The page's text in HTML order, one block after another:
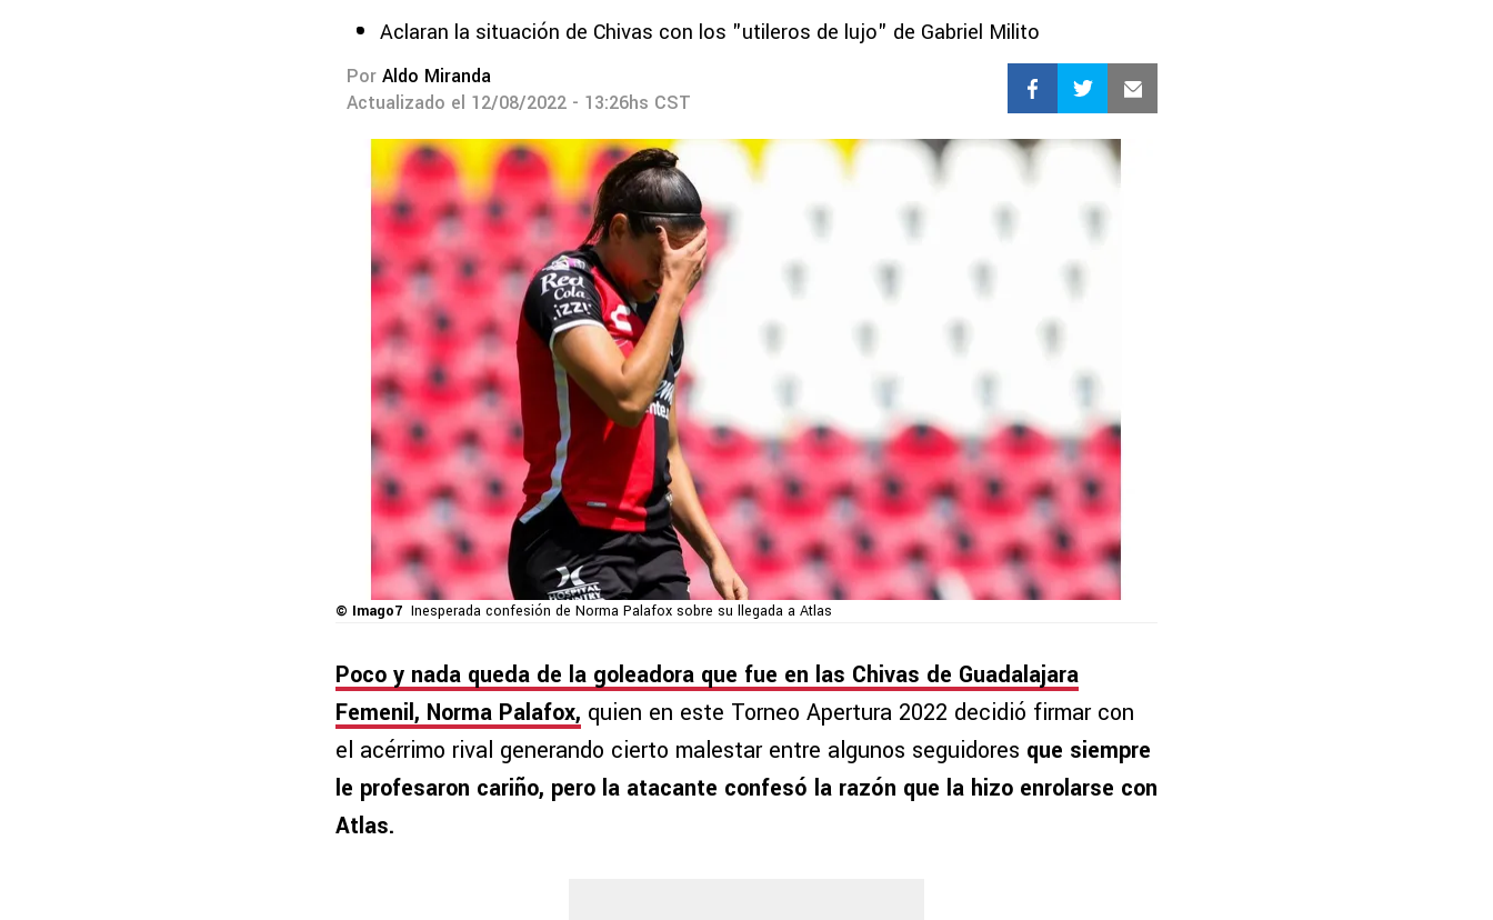
Aclaran la situación de Chivas con los "utileros de lujo" de Gabriel Milito
Por Aldo Miranda
Actualizado el 12/08/2022 - 13:26hs CST
© Imago7 Inesperada confesión de Norma Palafox sobre su llegada a Atlas
Poco y nada queda de la goleadora que fue en las Chivas de Guadalajara
Femenil, Norma Palafox, quien en este Torneo Apertura 2022 decidió firmar con
el acérrimo rival generando cierto malestar entre algunos seguidores que siempre
le profesaron cariño, pero la atacante confesó la razón que la hizo enrolarse con
Atlas.